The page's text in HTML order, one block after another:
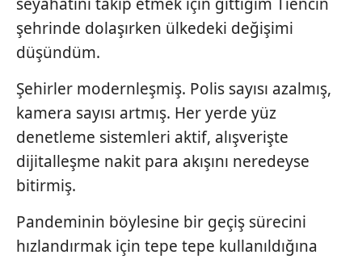
şehrinde dolaşırken ülkedeki değişimi
düşündüm.
Şehirler modernleşmiş. Polis sayısı azalmış,
kamera sayısı artmış. Her yerde yüz
denetleme sistemleri aktif, alışverişte
dijitalleşme nakit para akışını neredeyse
bitirmiş.
Pandeminin böylesine bir geçiş sürecini
hızlandırmak için tepe tepe kullanıldığına